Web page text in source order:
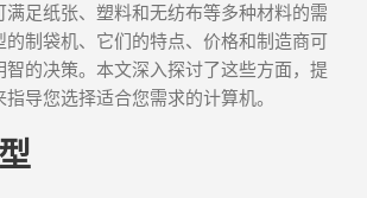
满足纸张、塑料和无纺布等多种材料的需
的制袋机、它们的特点、价格和制造商可
智的决策。本文深入探讨了这些方面，提
导您选择适合您需求的计算机。